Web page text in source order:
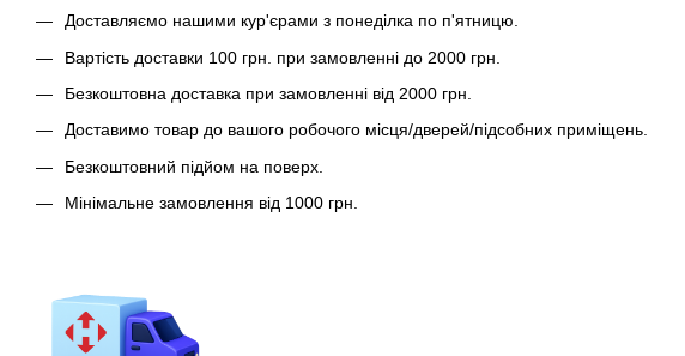
Доставляємо нашими кур'єрами з понеділка по п'ятницю.
Вартість доставки 100 грн. при замовленні до 2000 грн.
Безкоштовна доставка при замовленні від 2000 грн.
Доставимо товар до вашого робочого місця/дверей/підсобних приміщень.
Безкоштовний підйом на поверх.
Мінімальне замовлення від 1000 грн.